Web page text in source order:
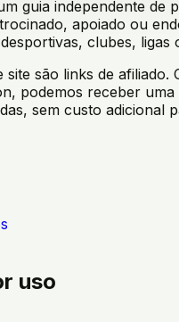
guia independente de
apoiado ou
clubes, ligas
site são links de afiliado.
podemos receber
sem custo adicional
uso